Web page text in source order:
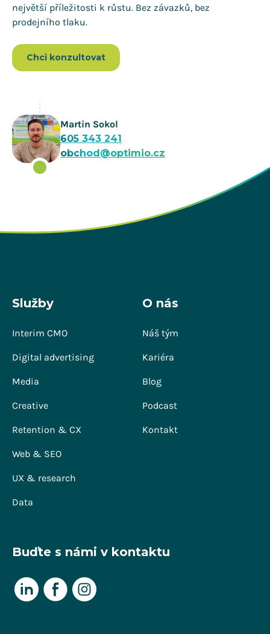
největší příležitosti k růstu. Bez závazků, bez
prodejního tlaku.
Chci konzultovat
Martin Sokol
605 343 241
obchod@optimio.cz
Služby
Interim CMO
Digital advertising
Media
Creative
Retention & CX
Web & SEO
UX & research
Data
O nás
Náš tým
Kariéra
Blog
Podcast
Kontakt
Buďte s námi v kontaktu